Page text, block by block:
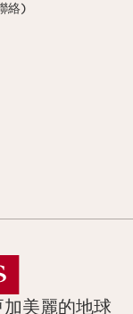
絡)
美麗的地球